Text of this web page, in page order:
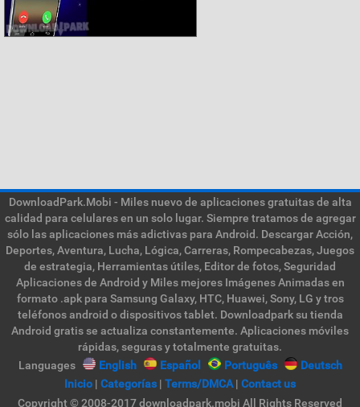
DownloadPark.Mobi - Miles nuevo de aplicaciones gratuitas de alta
calidad para celulares en un solo lugar. Siempre tratamos de agregar
sólo las aplicaciones más adictivas para Android. Descargar Acción,
Deportes, Aventura, Lucha, Lógica, Carreras, Rompecabezas, Juegos
de estrategia, Herramientas útiles, Editor de fotos, Seguridad
Aplicaciones de Android y Miles mejores Imágenes Animadas en
formato .apk para Samsung Galaxy, HTC, Huawei, Sony, LG y tros
teléfonos android o dispositivos tablet. Downloadpark su tienda
Android gratis se actualiza constantemente. Aplicaciones móviles
rápidas, seguras y totalmente gratuitas.
Languages
English Español Português
Deutsch
Inicio | Categorías | Terms/DMCA| Contact us
Copyright © 2008-2017 downloadpark.mobi All Rights Reserved